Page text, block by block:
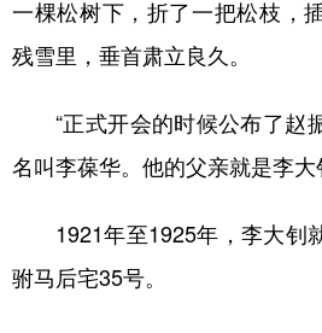
一棵松树下，折了一把松枝，
残雪里，垂首肃立良久。
“正式开会的时候公布了赵
名叫李葆华。他的父亲就是李大
1921年至1925年，李大钊
驸马后宅35号。